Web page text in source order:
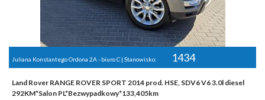
Juliana Konstantego Ordona 2A - biuro C | Stanowisko: 1434
Land Rover RANGE ROVER SPORT 2014 prod. HSE, SDV6 V6 3.0l diesel
292KM*Salon PL*Bezwypadkowy*133,405km